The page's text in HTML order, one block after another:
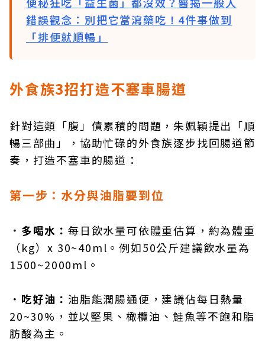
錯誤觀念：別把它當瀉藥吃！4件事做到
「排便就順暢」
外食族3招打造不塞車腸道
針對這類「腹」債累積的問題，朱姵穎提出「順
暢三部曲」，協助忙碌的外食族逐步找回腸道節
奏，打造不塞車的腸道：
第一步：水分與油脂要到位
．多喝水： 每日飲水量可依體重估算，約為體重
（kg）x 30~40ml。例如50公斤建議飲水量為
1500~2000ml。
．吃好油： 油脂能潤腸通便，建議佔每日熱量
20~30%，並以堅果、橄欖油、鮭魚等不飽和脂
肪酸為主。